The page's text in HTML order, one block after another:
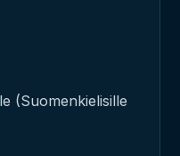
(Suomenkielisille